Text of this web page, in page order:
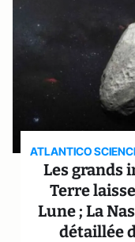
ATLANTICO
Les grands
Terre
Lune ; La
détaillée